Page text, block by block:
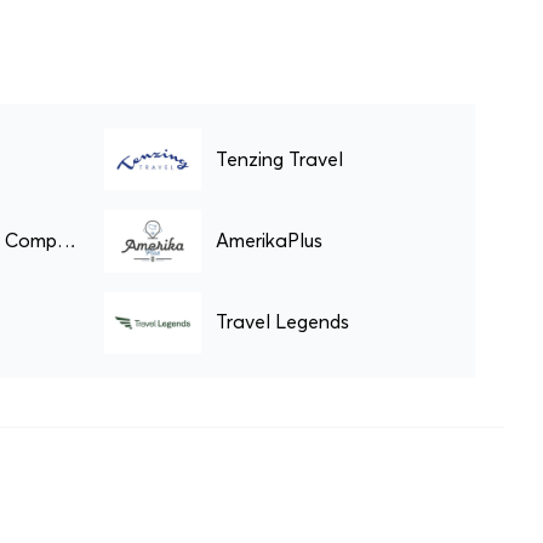
Tenzing Travel
Travel Happiness Company AmerikaPlus
Travel Legends